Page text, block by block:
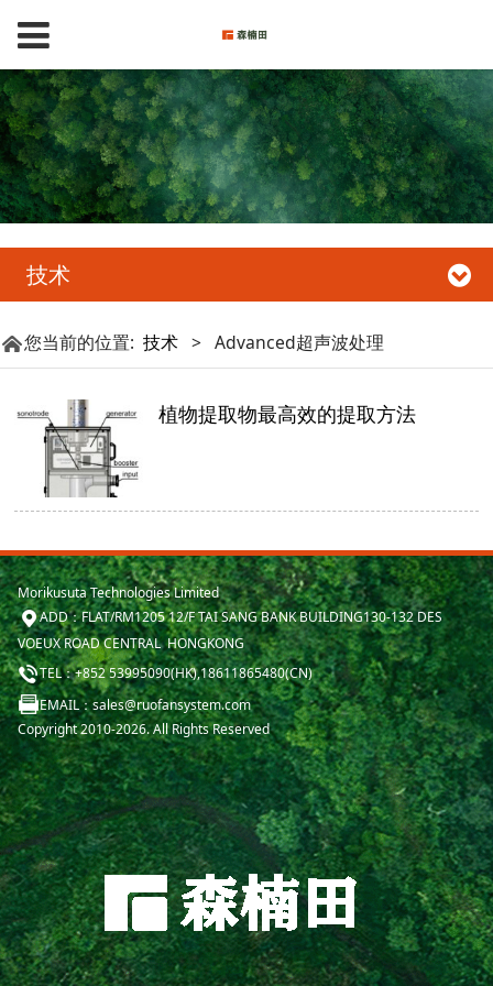
技术
您当前的位置: 技术 > Advanced超声波处理
植物提取物最高效的提取方法
Morikusuta Technologies Limited
ADD：FLAT/RM1205 12/F TAI SANG BANK BUILDING130-132 DES
VOEUX ROAD CENTRAL HONGKONG
TEL：+852 53995090(HK),18611865480(CN)
EMAIL：sales@ruofansystem.com
Copyright 2010-2026. All Rights Reserved